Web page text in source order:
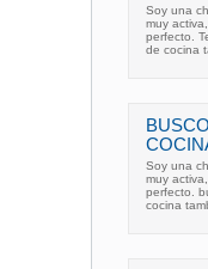
Soy una
muy
perfecto.
de cocina
Soy una
muy
perfecto.
cocina